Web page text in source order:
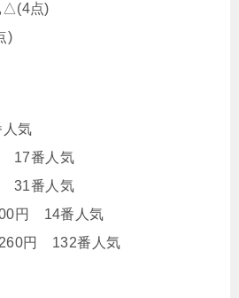
点)
)
気
17番人気
31番人気
円 14番人気
円 132番人気